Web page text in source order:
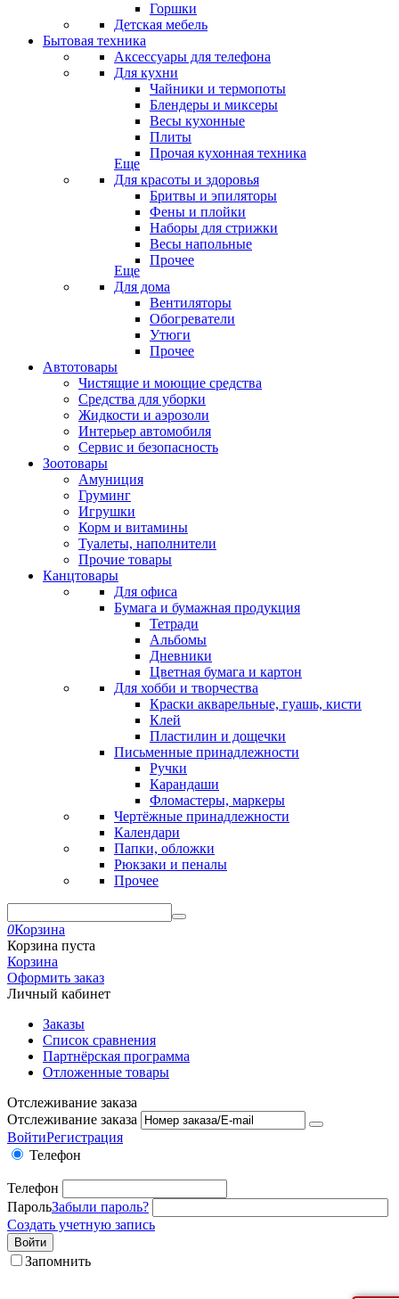
Горшки
Детская мебель
Бытовая техника
Аксессуары для телефона
Для кухни
Чайники и термопоты
Блендеры и миксеры
Весы кухонные
Плиты
Прочая кухонная техника
Еще
Для красоты и здоровья
Бритвы и эпиляторы
Фены и плойки
Наборы для стрижки
Весы напольные
Прочее
Еще
Для дома
Вентиляторы
Обогреватели
Утюги
Прочее
Автотовары
Чистящие и моющие средства
Средства для уборки
Жидкости и аэрозоли
Интерьер автомобиля
Сервис и безопасность
Зоотовары
Амуниция
Груминг
Игрушки
Корм и витамины
Туалеты, наполнители
Прочие товары
Канцтовары
Для офиса
Бумага и бумажная продукция
Тетради
Альбомы
Дневники
Цветная бумага и картон
Для хобби и творчества
Краски акварельные, гуашь, кисти
Клей
Пластилин и дощечки
Письменные принадлежности
Ручки
Карандаши
Фломастеры, маркеры
Чертёжные принадлежности
Календари
Папки, обложки
Рюкзаки и пеналы
Прочее
0Корзина
Корзина пуста
Корзина
Оформить заказ
Личный кабинет
Заказы
Список сравнения
Партнёрская программа
Отложенные товары
Отслеживание заказа
Отслеживание заказа
ВойтиРегистрация
Телефон
Телефон
ПарольЗабыли пароль?
Создать учетную запись
Войти
Запомнить